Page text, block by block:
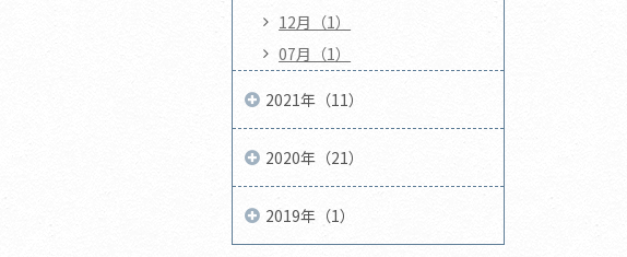
12月（1）
07月（1）
2021年（11）
2020年（21）
2019年（1）